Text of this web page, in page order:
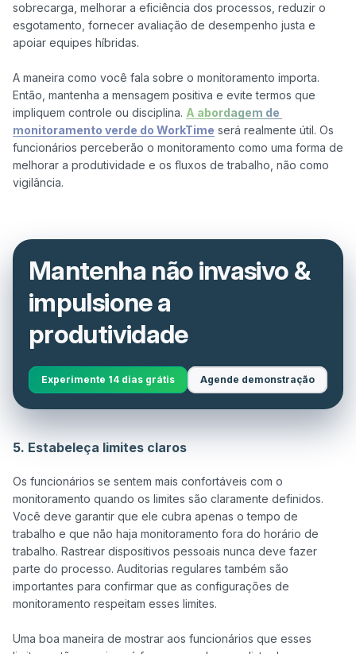
sobrecarga, melhorar a eficiência dos processos, reduzir o
esgotamento, fornecer avaliação de desempenho justa e
apoiar equipes híbridas.
A maneira como você fala sobre o monitoramento importa.
Então, mantenha a mensagem positiva e evite termos que
impliquem controle ou disciplina. A abordagem de
monitoramento verde do WorkTime será realmente útil. Os
funcionários perceberão o monitoramento como uma forma de
melhorar a produtividade e os fluxos de trabalho, não como
Mantenha não invasivo &
impulsione a
produtividade
Experimente 14 dias grátis Agende demonstração
5. Estabeleça limites claros
Os funcionários se sentem mais confortáveis com o
monitoramento quando os limites são claramente definidos.
Você deve garantir que ele cubra apenas o tempo de
trabalho e que não haja monitoramento fora do horário de
trabalho. Rastrear dispositivos pessoais nunca deve fazer
parte do processo. Auditorias regulares também são
importantes para confirmar que as configurações de
monitoramento respeitam esses limites.
Uma boa maneira de mostrar aos funcionários que esses